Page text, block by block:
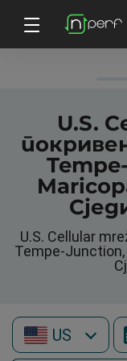
U.S.
U.S. Cellular
Tempe-Junction,
US